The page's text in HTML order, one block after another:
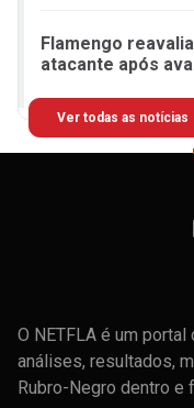
Flamengo
atacante após
Ver todas as notícias
O NETFLA é um
análises, resultados,
Rubro-Negro dentro e